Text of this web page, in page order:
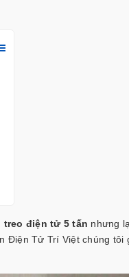
treo điện tử 5 tấn nhưng
Điện Tử Trí Việtchúng tôi